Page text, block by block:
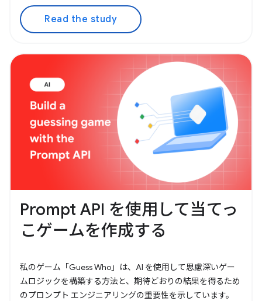
Read the study
Prompt API を使用して当てっ
こゲームを作成する
私のゲーム「Guess Who」は、AI を使用して思慮深いゲー
ムロジックを構築する方法と、期待どおりの結果を得るため
のプロンプト エンジニアリングの重要性を示しています。